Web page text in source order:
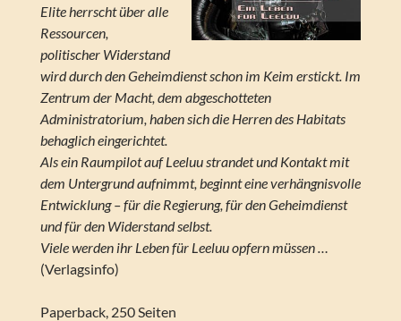
Elite herrscht über alle
Ressourcen,
politischer Widerstand
wird durch den Geheimdienst schon im Keim erstickt. Im
Zentrum der Macht, dem abgeschotteten
Administratorium, haben sich die Herren des Habitats
behaglich eingerichtet.
Als ein Raumpilot auf Leeluu strandet und Kontakt mit
dem Untergrund aufnimmt, beginnt eine verhängnisvolle
Entwicklung – für die Regierung, für den Geheimdienst
und für den Widerstand selbst.
Viele werden ihr Leben für Leeluu opfern müssen …
(Verlagsinfo)
Paperback, 250 Seiten